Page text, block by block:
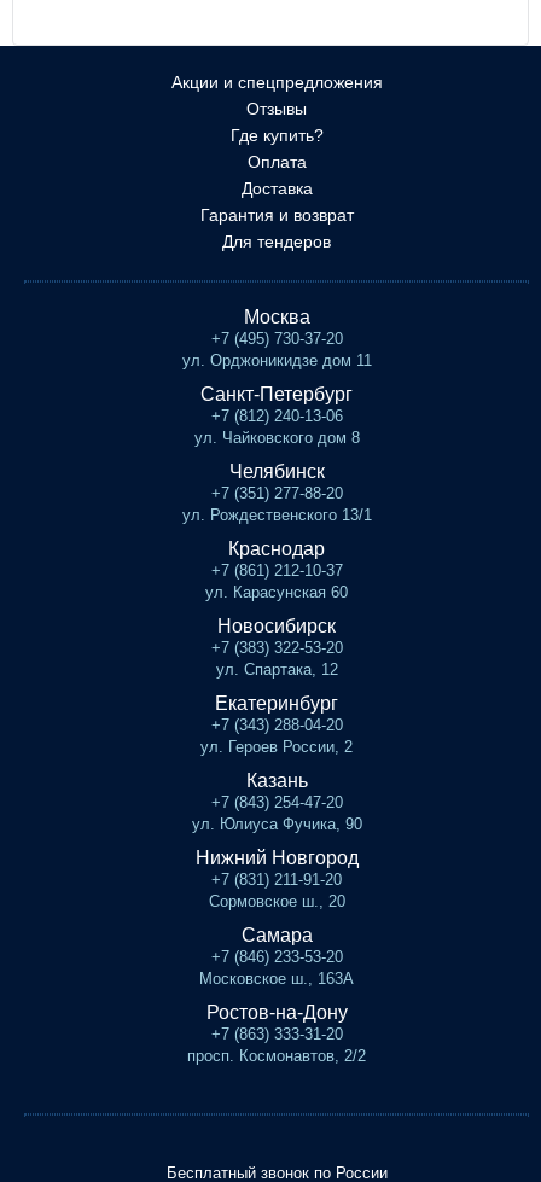
Акции и спецпредложения
Отзывы
Где купить?
Оплата
Доставка
Гарантия и возврат
Для тендеров
Москва
+7 (495) 730-37-20
ул. Орджоникидзе дом 11
Санкт-Петербург
+7 (812) 240-13-06
ул. Чайковского дом 8
Челябинск
+7 (351) 277-88-20
ул. Рождественского 13/1
Краснодар
+7 (861) 212-10-37
ул. Карасунская 60
Новосибирск
+7 (383) 322-53-20
ул. Спартака, 12
Екатеринбург
+7 (343) 288-04-20
ул. Героев России, 2
Казань
+7 (843) 254-47-20
ул. Юлиуса Фучика, 90
Нижний Новгород
+7 (831) 211-91-20
Сормовское ш., 20
Самара
+7 (846) 233-53-20
Московское ш., 163А
Ростов-на-Дону
+7 (863) 333-31-20
просп. Космонавтов, 2/2
Бесплатный звонок по России